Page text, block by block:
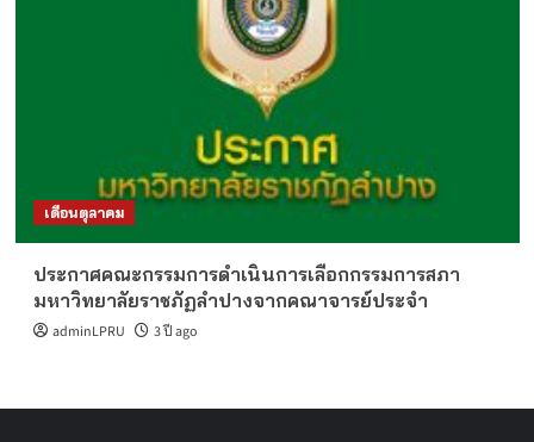
เดือนตุลาคม
ประกาศคณะกรรมการดำเนินการเลือกกรรมการสภา
มหาวิทยาลัยราชภัฏลำปางจากคณาจารย์ประจำ
adminLPRU 3 ปี ago